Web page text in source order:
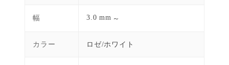
幅 3.0 mm ～
カラー ロゼ/ホワイト